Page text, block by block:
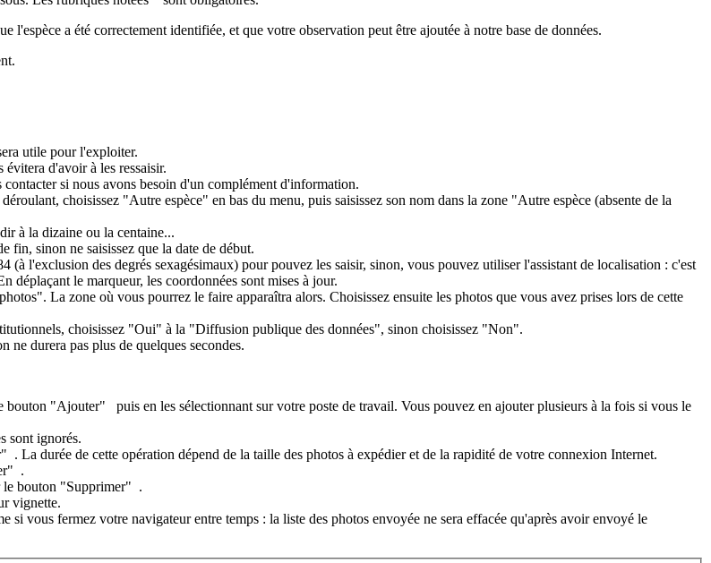
a été correctement identifiée, et que votre observation peut être ajoutée à notre base de données.
utile pour l'exploiter.
d'avoir à les ressaisir.
si nous avons besoin d'un complément d'information.
choisissez "Autre espèce" en bas du menu, puis saisissez son nom dans la zone "Autre espèce (absente de la
à la dizaine ou la centaine...
fin, sinon ne saisissez que la date de début.
(à l'exclusion des degrés sexagésimaux) pour pouvez les saisir, sinon, vous pouvez utiliser l'assistant de localisation : c'est
déplaçant le marqueur, les coordonnées sont mises à jour.
La zone où vous pourrez le faire apparaîtra alors. Choisissez ensuite les photos que vous avez prises lors de cette
choisissez "Oui" à la "Diffusion publique des données", sinon choisissez "Non".
ne durera pas plus de quelques secondes.
bouton "Ajouter"
puis en les sélectionnant sur votre poste de travail. Vous pouvez en ajouter plusieurs à la fois si vous le
sont ignorés.
. La durée de cette opération dépend de la taille des photos à expédier et de la rapidité de votre connexion Internet.
.
le bouton "Supprimer" .
vignette.
vous fermez votre navigateur entre temps : la liste des photos envoyée ne sera effacée qu'après avoir envoyé le